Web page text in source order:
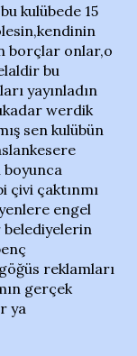
kulübede 15
borçlar onlar,o
bu
yayınladın
werdik
sen kulübün
boyunca
çivi çaktınmı
engel
reklamları
gerçek
ya